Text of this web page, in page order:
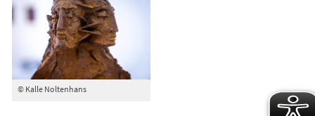
© Kalle Noltenhans